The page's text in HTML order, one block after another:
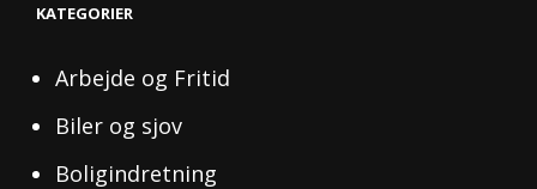
KATEGORIER
Arbejde og Fritid
Biler og sjov
Boligindretning